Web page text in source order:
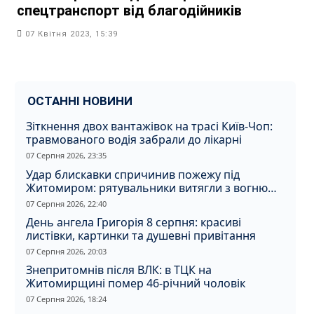
спецтранспорт від благодійників
07 Квітня 2023, 15:39
ОСТАННІ НОВИНИ
Зіткнення двох вантажівок на трасі Київ-Чоп:
травмованого водія забрали до лікарні
07 Серпня 2026, 23:35
Удар блискавки спричинив пожежу під
Житомиром: рятувальники витягли з вогню
кота
07 Серпня 2026, 22:40
День ангела Григорія 8 серпня: красиві
листівки, картинки та душевні привітання
07 Серпня 2026, 20:03
Знепритомнів після ВЛК: в ТЦК на
Житомирщині помер 46-річний чоловік
07 Серпня 2026, 18:24